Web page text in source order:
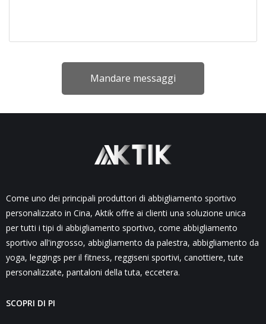
Mandare messaggi
Come uno dei principali produttori di abbigliamento sportivo
personalizzato in Cina, Aktik offre ai clienti una soluzione unica
per tutti i tipi di abbigliamento sportivo, come abbigliamento
sportivo all'ingrosso, abbigliamento da palestra, abbigliamento da
yoga, leggings per il fitness, reggiseni sportivi, canottiere, tute
personalizzate, pantaloni della tuta, eccetera.
SCOPRI DI PI